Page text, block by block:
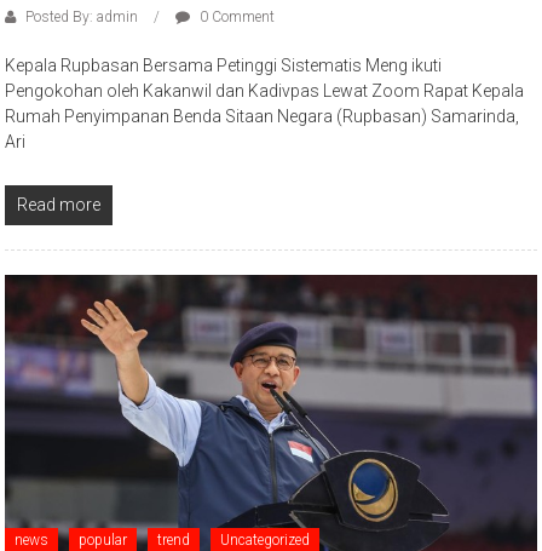
Posted By: admin 0 Comment
Kepala Rupbasan Bersama Petinggi Sistematis Meng ikuti
Pengokohan oleh Kakanwil dan Kadivpas Lewat Zoom Rapat Kepala
Rumah Penyimpanan Benda Sitaan Negara (Rupbasan) Samarinda,
Ari
Read more
news popular trend Uncategorized